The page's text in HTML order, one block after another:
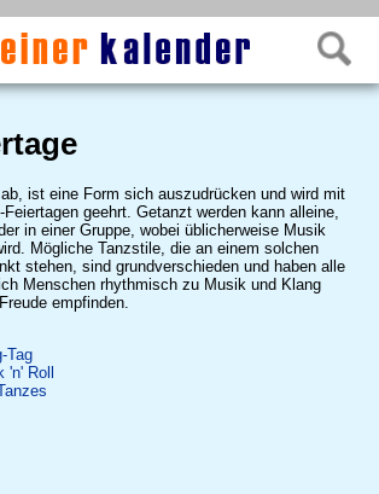
ist eine Form sich auszudrücken und wird mit
geehrt. Getanzt werden kann alleine,
in einer Gruppe, wobei üblicherweise Musik
Mögliche Tanzstile, die an einem solchen
stehen, sind grundverschieden und haben alle
Menschen rhythmisch zu Musik und Klang
empfinden.
Tag
'n' Roll